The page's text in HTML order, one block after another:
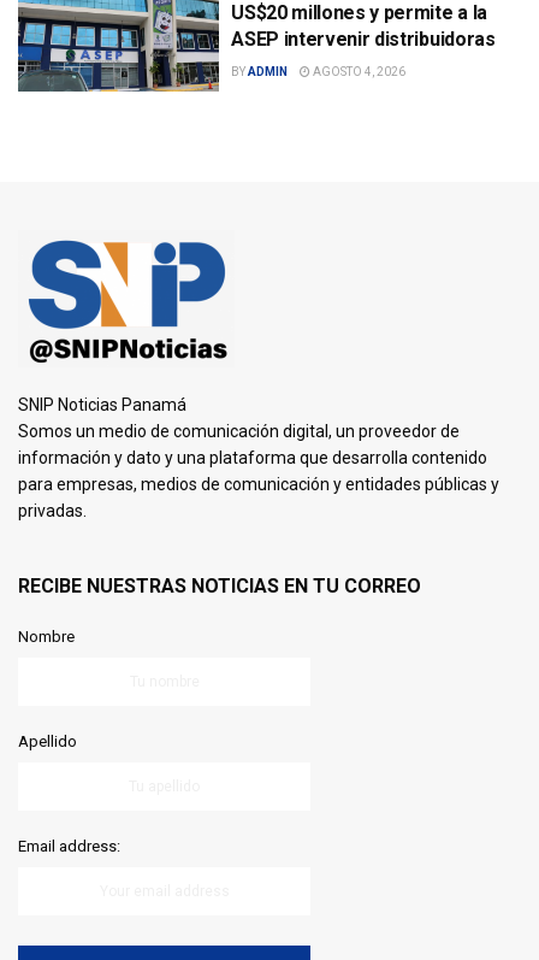
US$20 millones y permite a la
ASEP intervenir distribuidoras
BYADMIN AGOSTO 4, 2026
SNIP Noticias Panamá
Somos un medio de comunicación digital, un proveedor de
información y dato y una plataforma que desarrolla contenido
para empresas, medios de comunicación y entidades públicas y
privadas.
RECIBE NUESTRAS NOTICIAS EN TU CORREO
Nombre
Apellido
Email address: